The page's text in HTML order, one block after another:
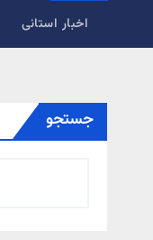
اخبار استانی
جستجو